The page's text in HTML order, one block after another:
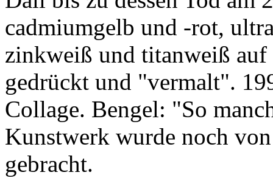
cadmiumgelb und -rot,
zinkweiß und titanweiß
gedrückt und "vermalt".
Collage. Bengel: "So
Kunstwerk wurde noch
gebracht.